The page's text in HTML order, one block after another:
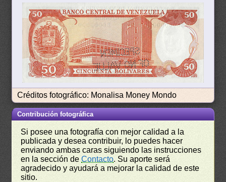
Créditos fotográfico: Monalisa Money Mondo
Contribución fotográfica
Si posee una fotografía con mejor calidad a la
publicada y desea contribuir, lo puedes hacer
enviando ambas caras siguiendo las instrucciones
en la sección deContacto. Su aporte será
agradecido y ayudará a mejorar la calidad de este
sitio.